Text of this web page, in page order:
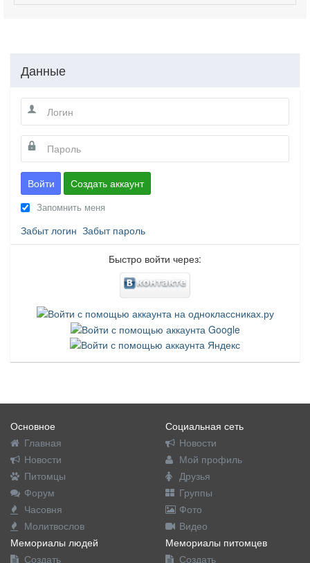
Данные
Войти Создать аккаунт
Запомнить меня
Забыт логин Забыт пароль
Быстро войти через:
Основное
Главная
Новости
Питомцы
Форум
Часовня
Молитвослов
Социальная сеть
Новости
Мой профиль
Друзья
Группы
Фото
Видео
Мемориалы людей
Создать
Мемориалы питомцев
Создать